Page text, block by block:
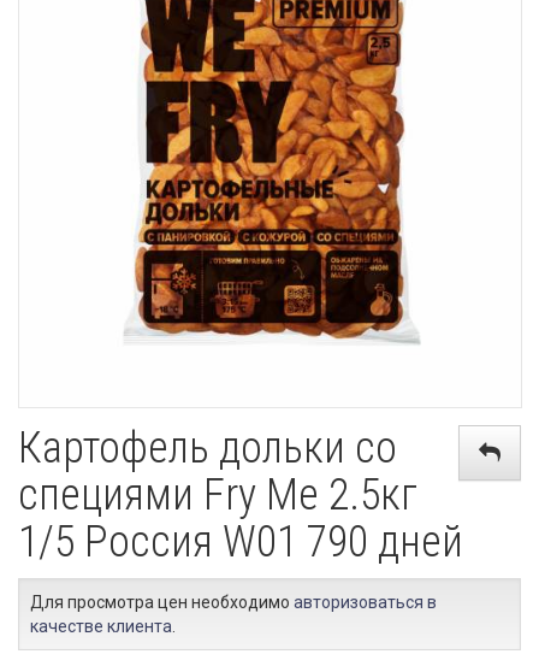
Картофель дольки со
специями Fry Me 2.5кг
1/5 Россия W01 790 дней
Для просмотра цен необходимо авторизоваться в
качестве клиента